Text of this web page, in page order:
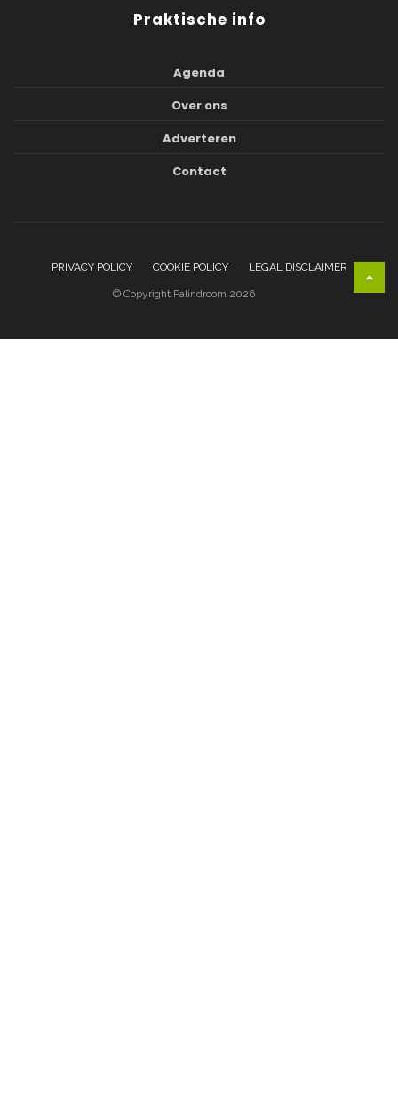
Praktische info
Agenda
Over ons
Adverteren
Contact
PRIVACY POLICY COOKIE POLICY LEGAL DISCLAIMER
© Copyright Palindroom 2026